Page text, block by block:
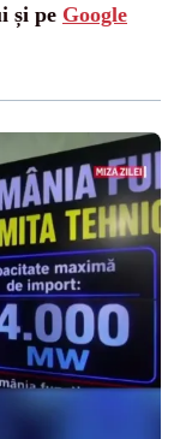
și pe Google